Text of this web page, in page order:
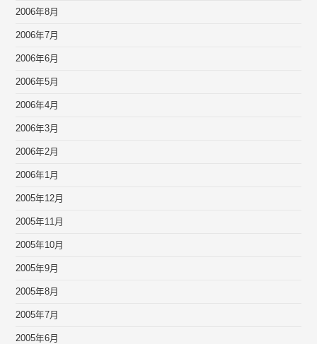
2006年8月
2006年7月
2006年6月
2006年5月
2006年4月
2006年3月
2006年2月
2006年1月
2005年12月
2005年11月
2005年10月
2005年9月
2005年8月
2005年7月
2005年6月